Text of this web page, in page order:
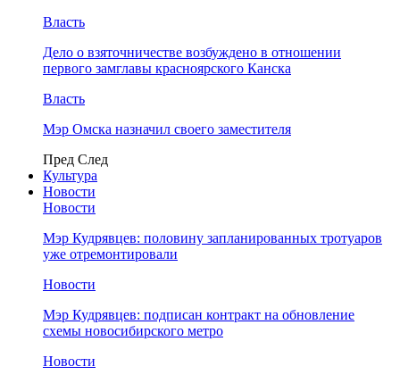
Власть
Дело о взяточничестве возбуждено в отношении
первого замглавы красноярского Канска
Власть
Мэр Омска назначил своего заместителя
Пред След
Культура
Новости
Новости
Мэр Кудрявцев: половину запланированных тротуаров
уже отремонтировали
Новости
Мэр Кудрявцев: подписан контракт на обновление
схемы новосибирского метро
Новости